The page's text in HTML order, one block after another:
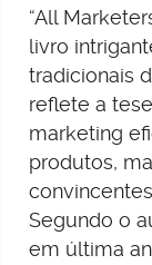
“All
livro
tradicionais
reflete a
marketing
produtos,
Segundo o
em última